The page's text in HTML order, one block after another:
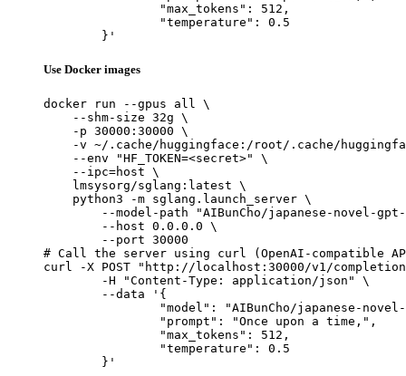
	}'
Use Docker images
docker run --gpus all \
    --shm-size 32g \
    -p 30000:30000 \
-v ~/.cache/huggingface:/root/.cache/
    --env "HF_TOKEN=<secret>" \
    --ipc=host \
    lmsysorg/sglang:latest \
    python3 -m sglang.launch_server \
--model-path "AIBunCho/japanese-novel-
        --host 0.0.0.0 \
        --port 30000
# Call the server using curl (OpenAI-compatible
curl -X POST "http://localhost:30000/v1/
	}'